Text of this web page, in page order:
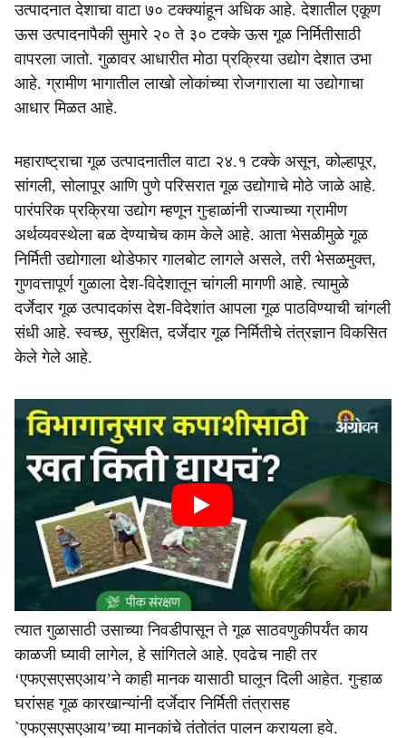
उत्पादनात देशाचा वाटा ७० टक्क्यांहून अधिक आहे. देशातील एकूण
ऊस उत्पादनापैकी सुमारे २० ते ३० टक्के ऊस गूळ निर्मितीसाठी
वापरला जातो. गुळावर आधारीत मोठा प्रक्रिया उद्योग देशात उभा
आहे. ग्रामीण भागातील लाखो लोकांच्या रोजगाराला या उद्योगाचा
आधार मिळत आहे.
महाराष्ट्राचा गूळ उत्पादनातील वाटा २४.१ टक्के असून, कोल्हापूर,
सांगली, सोलापूर आणि पुणे परिसरात गूळ उद्योगाचे मोठे जाळे आहे.
पारंपरिक प्रक्रिया उद्योग म्हणून गुऱ्हाळांनी राज्याच्या ग्रामीण
अर्थव्यवस्थेला बळ देण्याचेच काम केले आहे. आता भेसळीमुळे गूळ
निर्मिती उद्योगाला थोडेफार गालबोट लागले असले, तरी भेसळमुक्त,
गुणवत्तापूर्ण गुळाला देश-विदेशातून चांगली मागणी आहे. त्यामुळे
दर्जेदार गूळ उत्पादकांस देश-विदेशांत आपला गूळ पाठविण्याची चांगली
संधी आहे. स्वच्छ, सुरक्षित, दर्जेदार गूळ निर्मितीचे तंत्रज्ञान विकसित
केले गेले आहे.
त्यात गुळासाठी उसाच्या निवडीपासून ते गूळ साठवणुकीपर्यंत काय
काळजी घ्यावी लागेल, हे सांगितले आहे. एवढेच नाही तर
‘एफएसएसएआय’ने काही मानक यासाठी घालून दिली आहेत. गुऱ्हाळ
घरांसह गूळ कारखान्यांनी दर्जेदार निर्मिती तंत्रासह
`एफएसएसएआय’च्या मानकांचे तंतोतंत पालन करायला हवे.